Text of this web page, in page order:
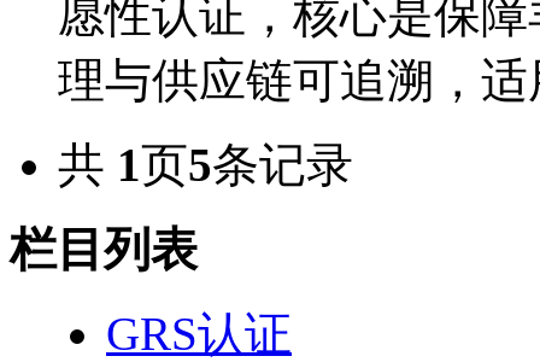
愿性认证，核心是保
理与供应链可追溯，
共 1页5条记录
栏目列表
GRS认证